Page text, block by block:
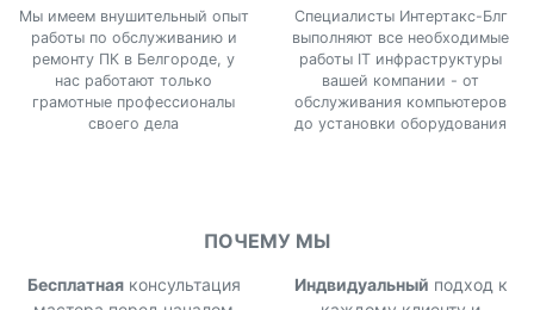
Мы имеем внушительный опыт
работы по обслуживанию и
ремонту ПК в Белгороде, у
нас работают только
грамотные профессионалы
своего дела
Специалисты Интертакс-Блг
выполняют все необходимые
работы IT инфраструктуры
вашей компании - от
обслуживания компьютеров
до установки оборудования
ПОЧЕМУ МЫ
Бесплатнаяконсультация
Индвидуальный подход к